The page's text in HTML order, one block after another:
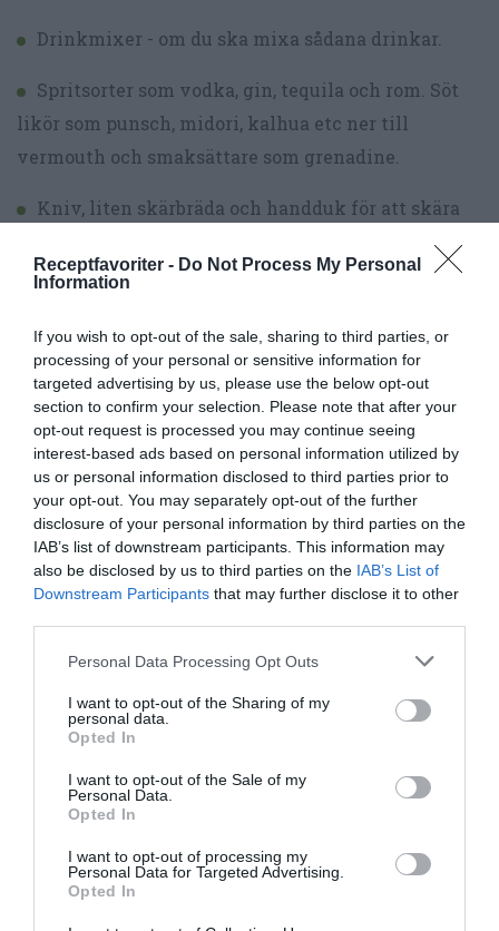
Receptfavoriter - Do Not Process My Personal
Information
If you wish to opt-out of the sale, sharing to third parties, or
processing of your personal or sensitive information for
targeted advertising by us, please use the below opt-out
section to confirm your selection. Please note that after your
opt-out request is processed you may continue seeing
interest-based ads based on personal information utilized by
us or personal information disclosed to third parties prior to
your opt-out. You may separately opt-out of the further
disclosure of your personal information by third parties on the
IAB’s list of downstream participants. This information may
also be disclosed by us to third parties on the IAB’s List of
Downstream Participants that may further disclose it to other
Personal Data Processing Opt Outs
I want to opt-out of the Sharing of my
personal data.
Opted In
I want to opt-out of the Sale of my
Personal Data.
Opted In
I want to opt-out of processing my
Personal Data for Targeted Advertising.
Opted In
Drinkmixer - om du ska mixa sådana drinkar.
Spritsorter som vodka, gin, tequila och rom. Söt
likör som punsch, midori, kalhua etc ner till
vermouth och smaksättare som grenadine.
Kniv, liten skärbräda och handduk för att skära
Förbered gärna garnering. Skiva, dela och/eller
klyfta apelsin, citron eller lime (förvara övertäckt i
kyl); skär färsk frukt som ananas i klyftor (förvara
övertäckt i kyl); gör cocktailpinnar (förvara
övertäckt i kyl),torkad citrus, skölj mynta eller
annat du tänkt ha som garnering. Ex. cocktailbär
med citronskiva runt på tandpetare till Gin & Tonic.
Citronrasp och liknande av citrusskal görs vid
servering eller förvaras övertäckt så det ej torkar
ut.
liknande till servering och garnering.
I kylen: Juicer av apelsin, tranbär, ananas,
med mera. Förbered gärna färskpressad lime-,
apelsin och/eller citron.
I kylen: Mjölk, grädde och Cream of coconut.